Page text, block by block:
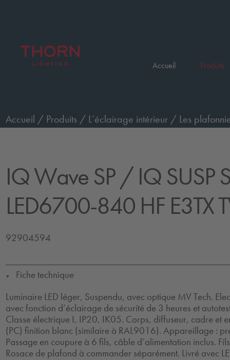
Accueil Produits
Accueil / Produits / L’éclairage intérieur / Les
IQ Wave SP/ IQ SUSP
LED6700-840 HF E3TX
92904594
▼
Fiche technique
Luminaire LED léger, Suspendu, avec optique MV Tech.
avec fonction d’éclairage de sécurité de 3 heures et
Classe électrique I, IP20, IK05. Corps, diffuseur, cadre et
(PC) finition blanc (similaire à RAL9016). Appareillage :
Passage en coupure à 6 fils, câble d’alimentation inclus.
Rosace de plafond à commander séparément. Livré avec